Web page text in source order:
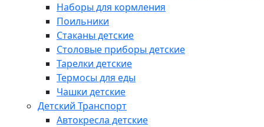
Наборы для кормления
Поильники
Стаканы детские
Столовые приборы детские
Тарелки детские
Термосы для еды
Чашки детские
Детский Транспорт
Автокресла детские